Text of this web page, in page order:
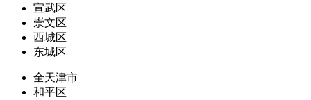
宣武区
崇文区
西城区
东城区
全天津市
和平区